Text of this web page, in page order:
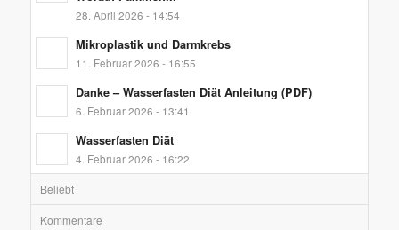
28. April 2026 - 14:54
Mikroplastik und Darmkrebs
11. Februar 2026 - 16:55
Danke – Wasserfasten Diät Anleitung (PDF)
6. Februar 2026 - 13:41
Wasserfasten Diät
4. Februar 2026 - 16:22
Beliebt
Kommentare